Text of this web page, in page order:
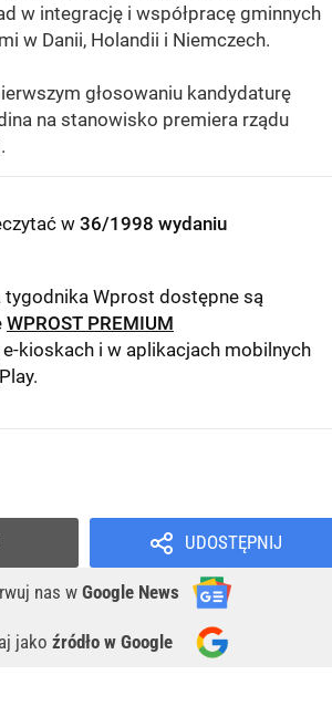
w integrację i współpracę gminnych
w Danii, Holandii i Niemczech.
głosowaniu kandydaturę
na stanowisko premiera rządu
w 36/1998 wydaniu
tygodnika Wprost dostępne są
WPROST PREMIUM
kioskach i w aplikacjach mobilnych
.
UDOSTĘPNIJ
nas w Google News
jako źródło w Google